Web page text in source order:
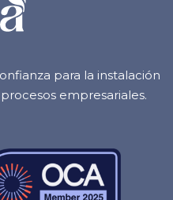
para la instalación
empresariales.